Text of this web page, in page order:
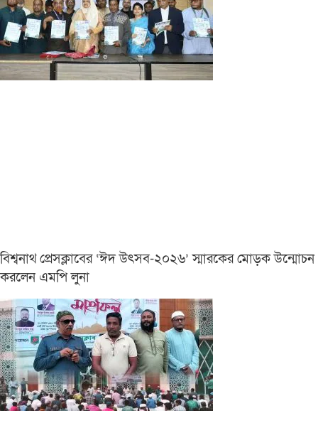
বিশ্বনাথ প্রেসক্লাবের ‘ঈদ উৎসব-২০২৬’ স্মারকের মোড়ক উন্মোচন
করলেন এমপি লুনা